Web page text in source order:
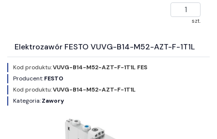
szt.
Elektrozawór FESTO VUVG-B14-M52-AZT-F-1T1L
Kod produktu:VUVG-B14-M52-AZT-F-1T1L FES
Producent:FESTO
Kod produktu:VUVG-B14-M52-AZT-F-1T1L
Kategoria:Zawory